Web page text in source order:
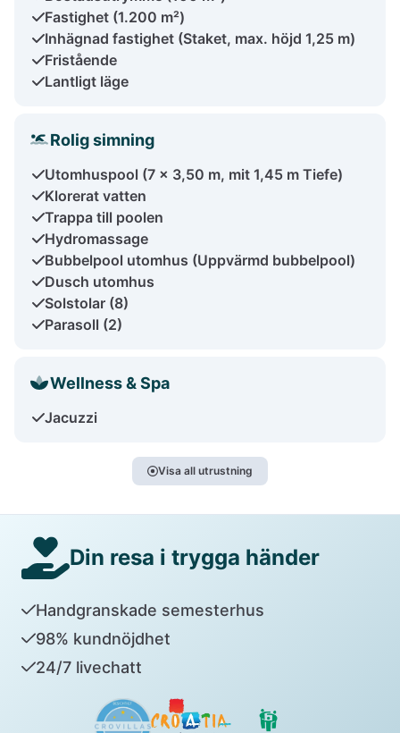
Fastighet (1.200 m²)
Inhägnad fastighet (Staket, max. höjd 1,25 m)
Fristående
Lantligt läge
Rolig simning
Utomhuspool (7 x 3,50 m, mit 1,45 m Tiefe)
Klorerat vatten
Trappa till poolen
Hydromassage
Bubbelpool utomhus (Uppvärmd bubbelpool)
Dusch utomhus
Solstolar (8)
Parasoll (2)
Wellness & Spa
Jacuzzi
Visa all utrustning
Din resa i trygga händer
Handgranskade semesterhus
98% kundnöjdhet
24/7 livechatt